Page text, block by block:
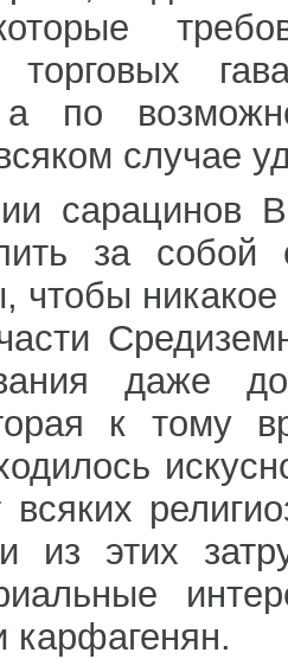
торговых
а по
случае
сарацинов
за собой
чтобы
даже
к тому
всяких
из этих
карфагенян.